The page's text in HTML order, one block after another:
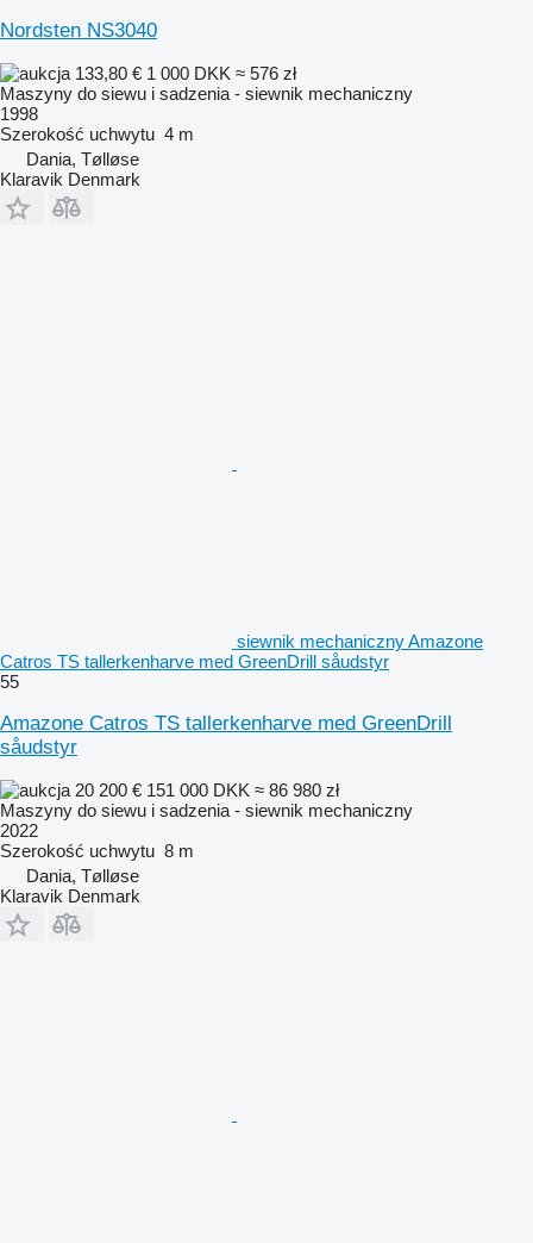
Nordsten NS3040
133,80 € 1 000 DKK ≈ 576 zł
Maszyny do siewu i sadzenia - siewnik mechaniczny
1998
Szerokość uchwytu 4 m
Dania, Tølløse
Klaravik Denmark
siewnik mechaniczny Amazone
Catros TS tallerkenharve med GreenDrill såudstyr
55
Amazone Catros TS tallerkenharve med GreenDrill
såudstyr
20 200 € 151 000 DKK ≈ 86 980 zł
Maszyny do siewu i sadzenia - siewnik mechaniczny
2022
Szerokość uchwytu 8 m
Dania, Tølløse
Klaravik Denmark